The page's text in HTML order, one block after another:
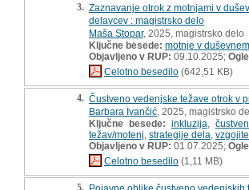
3. Zaznavanje otrok z motnjami v
delavcev : magistrsko delo
Maša Stopar, 2025, magistrsko delo
Ključne besede: motnje v
Objavljeno v RUP: 09.10.2025;
Celotno besedilo (642,51 KB)
4. Čustveno vedenjske težave otrok v
Barbara Ivančić , 2025, magistrsko
Ključne besede: inkluzija
težav/motenj strategije dela
Objavljeno v RUP: 01.07.2025;
Celotno besedilo (1,11 MB)
5.